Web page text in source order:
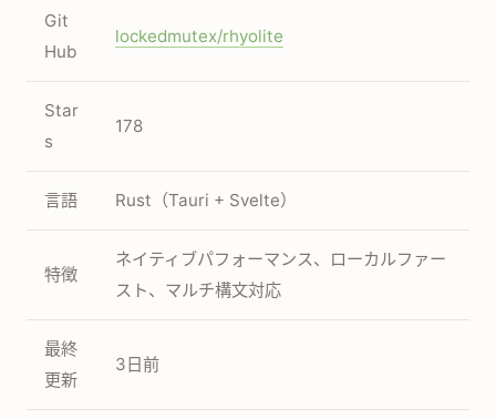
Git
Hub
lockedmutex/rhyolite
Star
s
178
言語 Rust（Tauri + Svelte）
特徴
ネイティブパフォーマンス、ローカルファー
スト、マルチ構文対応
最終
更新
3日前